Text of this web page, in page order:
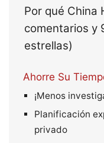
Por qué China
comentarios y
estrellas)
Ahorre Su
¡Menos
Planificación
privado